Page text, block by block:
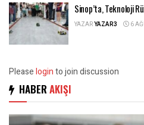
Sinop’ta, Teknoloji
YAZARYAZAR3 6
Pleaseloginto join discussion
HABER AKIŞI